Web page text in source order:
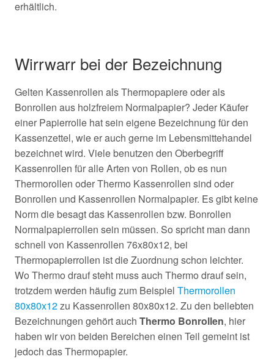
erhältlich.
Wirrwarr bei der Bezeichnung
Gelten Kassenrollen als Thermopapiere oder als
Bonrollen aus holzfreiem Normalpapier? Jeder Käufer
einer Papierrolle hat sein eigene Bezeichnung für den
Kassenzettel, wie er auch gerne im Lebensmittehandel
bezeichnet wird. Viele benutzen den Oberbegriff
Kassenrollen für alle Arten von Rollen, ob es nun
Thermorollen oder Thermo Kassenrollen sind oder
Bonrollen und Kassenrollen Normalpapier. Es gibt keine
Norm die besagt das Kassenrollen bzw. Bonrollen
Normalpapierrollen sein müssen. So spricht man dann
schnell von Kassenrollen 76x80x12, bei
Thermopapierrollen ist die Zuordnung schon leichter.
Wo Thermo drauf steht muss auch Thermo drauf sein,
trotzdem werden häufig zum Beispiel Thermorollen
80x80x12zu Kassenrollen 80x80x12. Zu den beliebten
Bezeichnungen gehört auch Thermo Bonrollen, hier
haben wir von beiden Bereichen einen Teil gemeint ist
jedoch das Thermopapier.